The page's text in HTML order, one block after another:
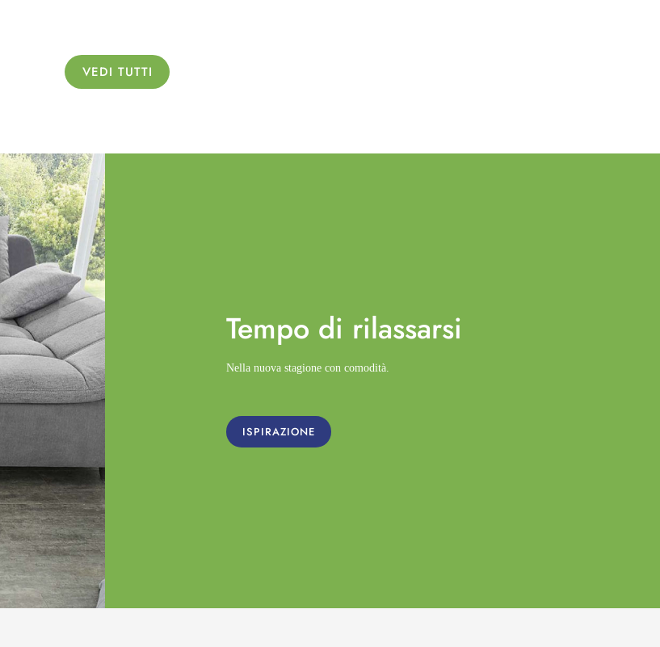
VEDI TUTTI
Tempo di rilassarsi
Nella nuova stagione con comodità.
ISPIRAZIONE